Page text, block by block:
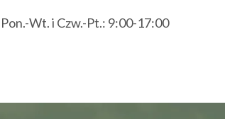
Pon.-Wt. i Czw.-Pt.: 9:00-17:00